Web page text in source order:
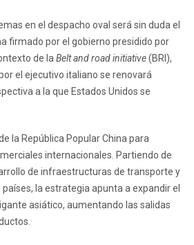
en el despacho oval será sin duda el
firmado por el gobierno presidido por
de la Belt and road initiative(BRI),
el ejecutivo italiano se renovará
a la que Estados Unidos se
la República Popular China para
internacionales. Partiendo de
de infraestructuras de transporte y
la estrategia apunta a expandir el
asiático, aumentando las salidas